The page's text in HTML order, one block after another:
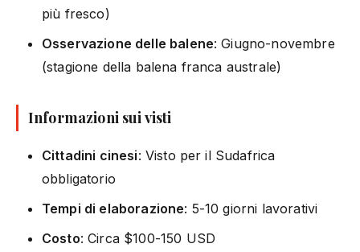
più fresco)
Osservazione delle balene: Giugno-novembre
(stagione della balena franca australe)
Informazioni sui visti
Cittadini cinesi: Visto per il Sudafrica
obbligatorio
Tempi di elaborazione: 5-10 giorni lavorativi
Costo: Circa $100-150 USD